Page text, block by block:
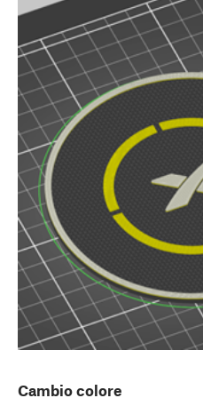
Cambio colore